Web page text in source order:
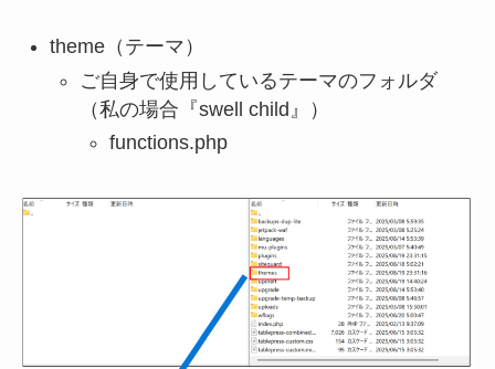
theme（テーマ）
ご自身で使用しているテーマのフォルダ
（私の場合『swell child』）
functions.php